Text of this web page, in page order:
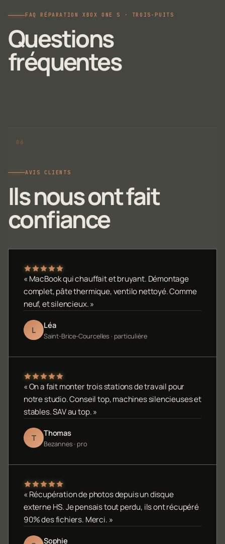
FAQ RÉPARATION XBOX ONE S · TROIS-PUITS
Questions
fréquentes
AVIS CLIENTS
Ils nous ont fait
confiance
« MacBook qui chauffait et bruyant. Démontage
complet, pâte thermique, ventilo nettoyé. Comme
neuf, et silencieux. »
L Léa
Saint-Brice-Courcelles · particulière
« On a fait monter trois stations de travail pour
notre studio. Conseil top, machines silencieuses et
stables. SAV au top. »
T Thomas
Bezannes · pro
« Récupération de photos depuis un disque
externe HS. Je pensais tout perdu, ils ont récupéré
90% des fichiers. Merci. »
Sophie